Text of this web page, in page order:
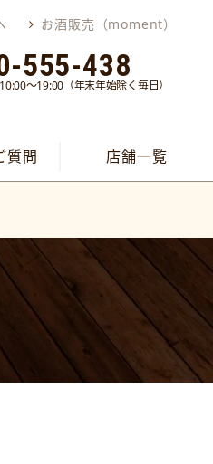
お酒販売（moment）
555-438
～19:00（年末年始除く毎日）
質問 店舗一覧